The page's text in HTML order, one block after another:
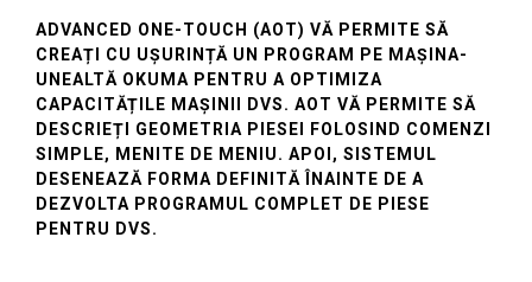
ADVANCED ONE-TOUCH (AOT) VĂ PERMITE SĂ
CREAȚI CU UȘURINȚĂ UN PROGRAM PE MAȘINA-
UNEALTĂ OKUMA PENTRU A OPTIMIZA
CAPACITĂȚILE MAȘINII DVS. AOT VĂ PERMITE SĂ
DESCRIEȚI GEOMETRIA PIESEI FOLOSIND COMENZI
SIMPLE, MENITE DE MENIU. APOI, SISTEMUL
DESENEAZĂ FORMA DEFINITĂ ÎNAINTE DE A
DEZVOLTA PROGRAMUL COMPLET DE PIESE
PENTRU DVS.